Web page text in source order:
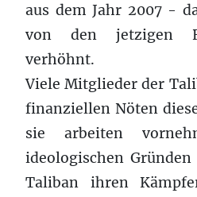
aus dem Jahr 2007 -
von den jetzigen
verhöhnt.
Viele Mitglieder der
finanziellen Nöten
sie arbeiten
ideologischen
Taliban ihren